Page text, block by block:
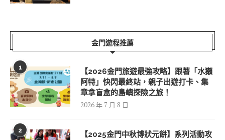
金門遊程推薦
1
【2026金門旅遊最強攻略】跟著「水獺
阿特」快閃最終站，親子出遊打卡、集
章拿盲盒的島嶼探險之旅！
2026 年 7 月 8 日
2
【2025金門中秋博狀元餅】系列活動攻